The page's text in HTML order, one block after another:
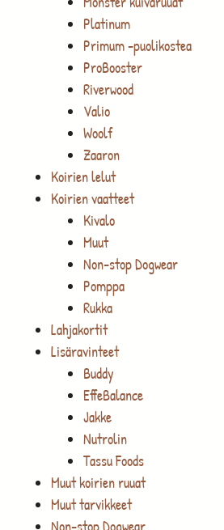
Platinum
Primum -puolikostea
ProBooster
Riverwood
Valio
Woolf
Zaaron
Koirien lelut
Koirien vaatteet
Kivalo
Muut
Non-stop Dogwear
Pomppa
Rukka
Lahjakortit
Lisäravinteet
Buddy
EffeBalance
Jakke
Nutrolin
Tassu Foods
Muut koirien ruuat
Muut tarvikkeet